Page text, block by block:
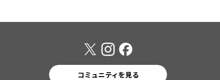
コミュニティを見る